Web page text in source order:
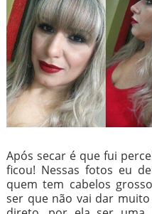
Após secar é que fui
ficou! Nessas fotos eu
quem tem cabelos
ser que não vai dar